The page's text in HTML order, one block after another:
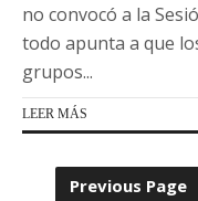
no convocó a la
todo apunta a que
grupos...
LEER MÁS
Previous Page